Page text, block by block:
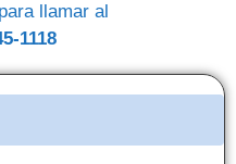
llamar al
1118